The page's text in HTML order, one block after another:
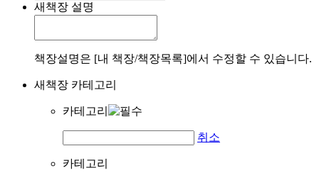
새책장 설명
책장설명은 [내 책장/책장목록]에서 수정할 수 있습니다.
새책장 카테고리
카테고리
취소
카테고리